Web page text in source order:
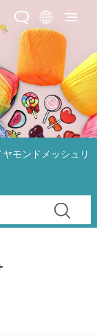
ヤモンドメッシュリ